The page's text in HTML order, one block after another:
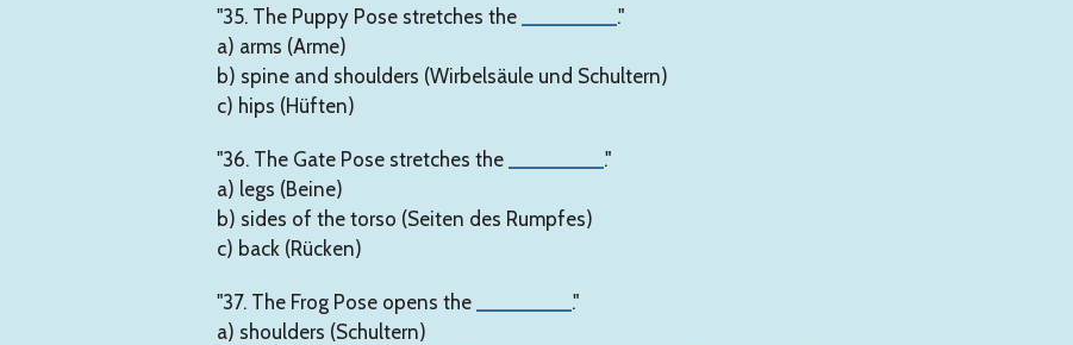
"35. The Puppy Pose stretches the
."
a) arms (Arme)
b) spine and shoulders (Wirbelsäule und Schultern)
c) hips (Hüften)
"36. The Gate Pose stretches the
."
a) legs (Beine)
b) sides of the torso (Seiten des Rumpfes)
c) back (Rücken)
"37. The Frog Pose opens the
."
a) shoulders (Schultern)